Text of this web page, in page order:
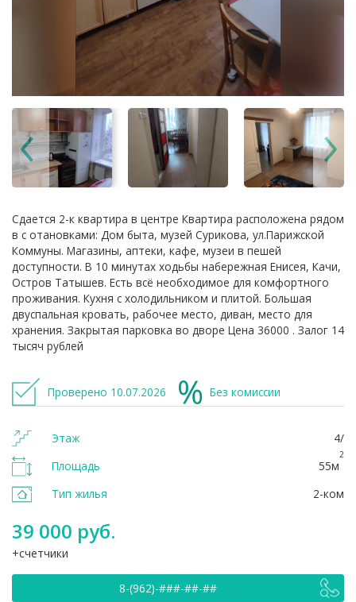
Сдается 2-к квартира в центре Квартира расположена рядом
в с отановками: Дом быта, музей Сурикова, ул.Парижской
Коммуны. Магазины, аптеки, кафе, музеи в пешей
доступности. В 10 минутах ходьбы набережная Енисея, Качи,
Остров Татышев. Есть всё необходимое для комфортного
проживания. Кухня с холодильником и плитой. Большая
двуспальная кровать, рабочее место, диван, место для
хранения. Закрытая парковка во дворе Цена 36000 . Залог 14
тысяч рублей
Проверено 10.07.2026 Без комиссии
Этаж
4/
Площадь
55м
2
Тип жилья 2-ком
39 000 руб.
счетчики
8-(962)-###-##-##